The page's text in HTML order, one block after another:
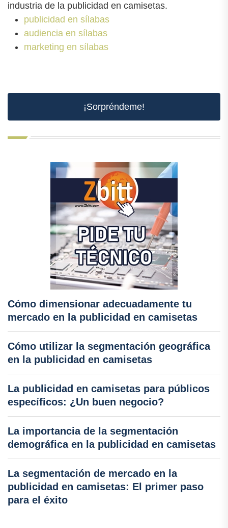
industria de la publicidad en camisetas.
publicidad en sílabas
audiencia en sílabas
marketing en sílabas
¡Sorpréndeme!
Cómo dimensionar adecuadamente tu
mercado en la publicidad en camisetas
Cómo utilizar la segmentación geográfica
en la publicidad en camisetas
La publicidad en camisetas para públicos
específicos: ¿Un buen negocio?
La importancia de la segmentación
demográfica en la publicidad en camisetas
La segmentación de mercado en la
publicidad en camisetas: El primer paso
para el éxito